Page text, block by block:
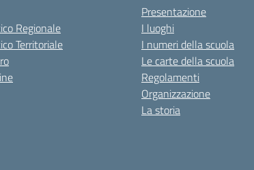
Regionale
Territoriale
Presentazione
I luoghi
I numeri della scuola
Le carte della scuola
Regolamenti
Organizzazione
La storia